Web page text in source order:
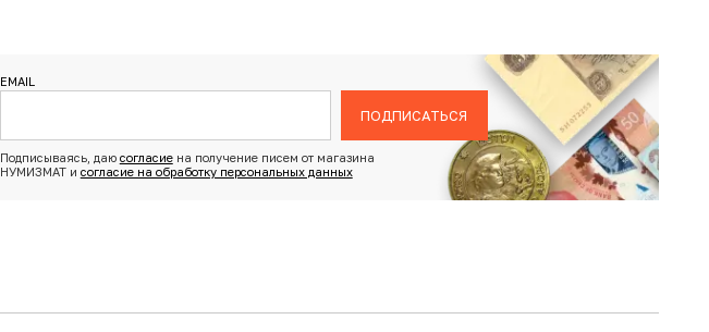
EMAIL
ПОДПИСАТЬСЯ
Подписываясь, даю согласиена получение писем от магазина
НУМИЗМАТ и согласие на обработку персональных данных